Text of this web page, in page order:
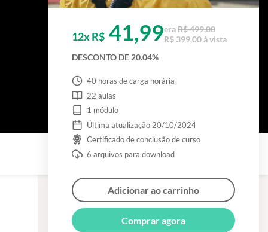
12x R$ 41,99eraR$ 499,00
R$ 399,00 à vista
DESCONTO DE 20.04%
40 horas de carga horária
22 aulas
1 módulo
Última atualização 20/10/2024
Certificado de conclusão de curso
6 arquivos para download
Adicionar ao carrinho
Comprar agora